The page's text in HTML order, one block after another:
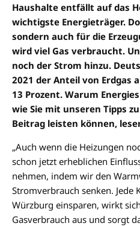
Haushalte entfällt auf das
wichtigste Energieträger.
sondern auch für die
wird viel Gas verbraucht.
noch der Strom hinzu.
2021 der Anteil von Erdgas
13 Prozent. Warum
wie Sie mit unseren Tipps
Beitrag leisten können,
„Auch wenn die Heizungen
schon jetzt erheblichen
nehmen, indem wir den
Stromverbrauch senken.
Würzburg einsparen, wirkt
Gasverbrauch aus und sorgt